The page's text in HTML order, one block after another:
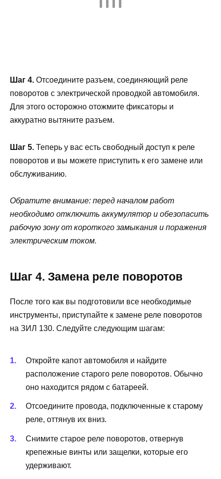
Шаг 4. Отсоедините разъем, соединяющий реле
поворотов с электрической проводкой автомобиля.
Для этого осторожно отожмите фиксаторы и
аккуратно вытяните разъем.
Шаг 5. Теперь у вас есть свободный доступ к реле
поворотов и вы можете приступить к его замене или
обслуживанию.
Обратите внимание: перед началом работ
необходимо отключить аккумулятор и обезопасить
рабочую зону от короткого замыкания и поражения
электрическим током.
Шаг 4. Замена реле поворотов
После того как вы подготовили все необходимые
инструменты, приступайте к замене реле поворотов
на ЗИЛ 130. Следуйте следующим шагам:
Откройте капот автомобиля и найдите
расположение старого реле поворотов. Обычно
оно находится рядом с батареей.
Отсоедините провода, подключенные к старому
реле, оттянув их вниз.
Снимите старое реле поворотов, отвернув
крепежные винты или защелки, которые его
удерживают.